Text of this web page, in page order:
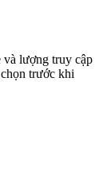
lượng truy cập
trước khi